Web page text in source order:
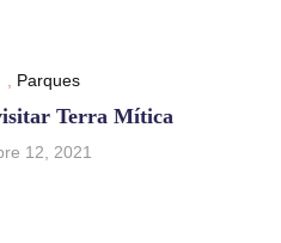
Parques
Terra Mítica
12, 2021